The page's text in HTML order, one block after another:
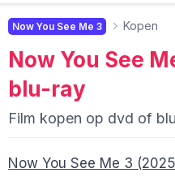
Now You See Me 3 Kopen
Now You See
blu-ray
Film kopen op dvd of
Now You See Me 3